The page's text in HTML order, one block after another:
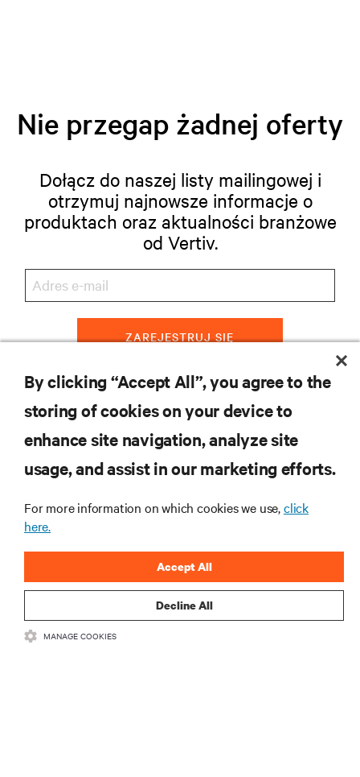
Nie przegap żadnej oferty
Dołącz do naszej listy mailingowej i
otrzymuj najnowsze informacje o
produktach oraz aktualności branżowe
od Vertiv.
ZAREJESTRUJ SIĘ
WSPARCIE
O NAS
DOŁĄCZ DO NAS
By clicking “Accept All”, you agree to the
storing of cookies on your device to
enhance site navigation, analyze site
usage, and assist in our marketing efforts.
For more information on which cookies we use,click
here.
Decline All
Accept All
MANAGE COOKIES